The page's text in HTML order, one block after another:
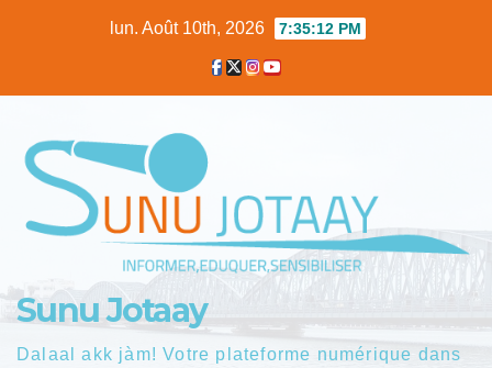
lun. Août 10th, 2026 7:35:13 PM
Sunu Jotaay
Dalaal akk jàm! Votre plateforme numérique dans